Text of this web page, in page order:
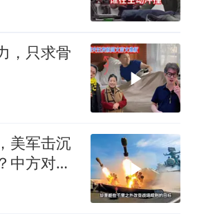
，只求骨
美军击沉
中方对美